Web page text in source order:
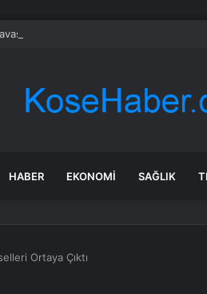
Yeni Parti’ye katılacak mı? Özgür
HABER EKONOMI SAĞLIK
Ortaya Çıktı